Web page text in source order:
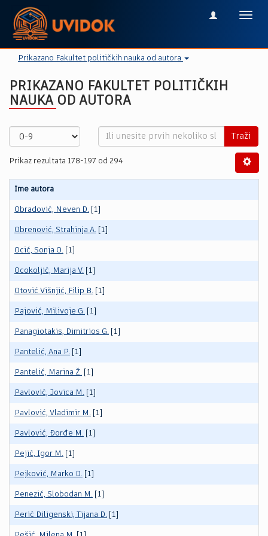
Prikazano Fakultet političkih nauka od autora
PRIKAZANO FAKULTET POLITIČKIH
NAUKA OD AUTORA
Traži
Prikaz rezultata 178-197 od 294
Ime autora
Obradović, Neven D. [1]
Obrenović, Strahinja A. [1]
Ocić, Sonja O. [1]
Ocokoljić, Marija V. [1]
Otović Višnjić, Filip B. [1]
Pajović, Milivoje G. [1]
Panagiotakis, Dimitrios G. [1]
Pantelić, Ana P. [1]
Pantelić, Marina Ž. [1]
Pavlović, Jovica M. [1]
Pavlović, Vladimir M. [1]
Pavlović, Đorđe M. [1]
Pejić, Igor M. [1]
Pejković, Marko D. [1]
Penezić, Slobodan M. [1]
Perić Diligenski, Tijana D. [1]